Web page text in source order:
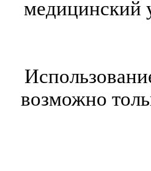
медицинский
возможно